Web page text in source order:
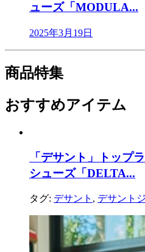
ューズ「MODULA...
2025年3月19日
商品特集
おすすめアイテム
「デサント」トップ
シューズ「DELTA...
タグ: デサント , デサント